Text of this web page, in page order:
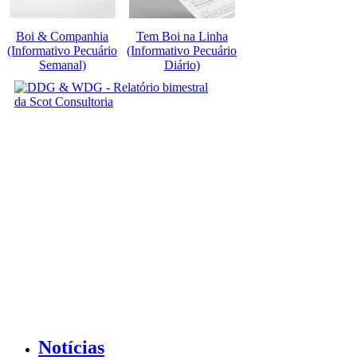
Boi & Companhia
(Informativo Pecuário
Semanal)
Tem Boi na Linha
(Informativo Pecuário
Diário)
Notícias